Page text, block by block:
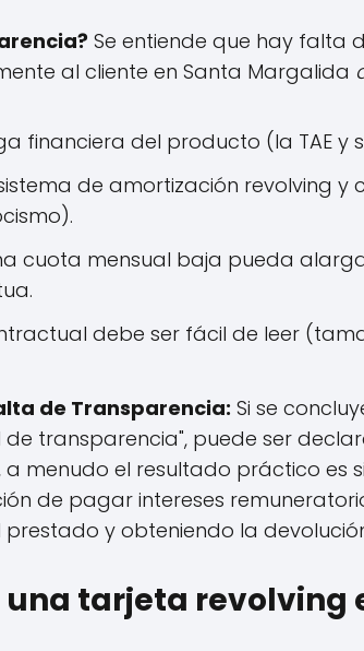
Se entiende que hay falta
al cliente en Santa Margalida
financiera del producto (la TAE y
de amortización revolving y
cuota mensual baja pueda
debe ser fácil de leer
de Transparencia: Si se
transparencia", puede ser
a menudo el resultado práctico es
de pagar intereses
y obteniendo la
una tarjeta revolving